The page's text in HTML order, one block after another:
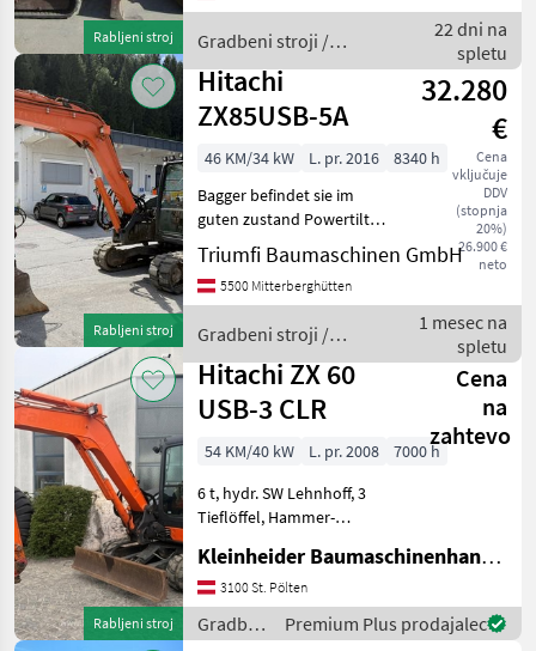
Mini
Bager
Hitachi
IZBERITE
KATEGORIJO
Hitachi
Takeuchi
Bobcat
Kubota
Wacker
Rhinoceros
Prikaži
vse
(38)
MARKETPLACE
Ponudbe
Mali
Rabljeni stroj
vorn, Heizung
Gradbeni stroji /
Hitachi
22 dni na
spletu
Rabljeni stroj
Hitachi
ZX85USB-5A
32.280
€
Cena
vključuje
DDV
(stopnja
20%)
26.900 €
neto
46 KM/34 kW L. pr. 2016
8340 h
Bagger befindet sie im
guten zustand Powertilt
3Löffel Eintausch möglich
Gradbeni stroji Mini bager
Triumfi Baumaschinen GmbH
5500 Mitterberghütten
Gradbeni stroji /
Hitachi
1 mesec na
spletu
Rabljeni stroj
Hitachi ZX 60
USB-3 CLR
Cena
na
zahtevo
54 KM/40 kW L. pr. 2008
7000 h
6 t, hydr. SW Lehnhoff, 3
Tieflöffel, Hammer-
stroji Mini bager
Kleinheider Baumaschinenhandel GmbH.
3100 St. Pölten
Gradbeni
Premium Plus prodajalec